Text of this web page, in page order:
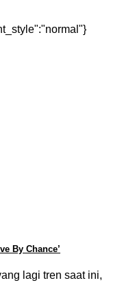
By Chance’
lagi tren saat ini,